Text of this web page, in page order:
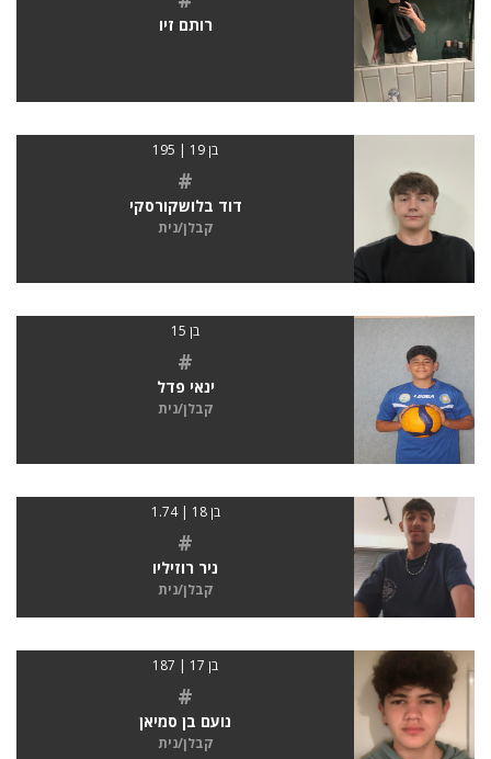
רותם זיו
בן 19 | 195
#
דוד בלושקורסקי
קבלן/נית
בן 15
#
ינאי פדל
קבלן/נית
בן 18 | 1.74
#
ניר רוזיליו
קבלן/נית
בן 17 | 187
#
נועם בן סמיאן
קבלן/נית